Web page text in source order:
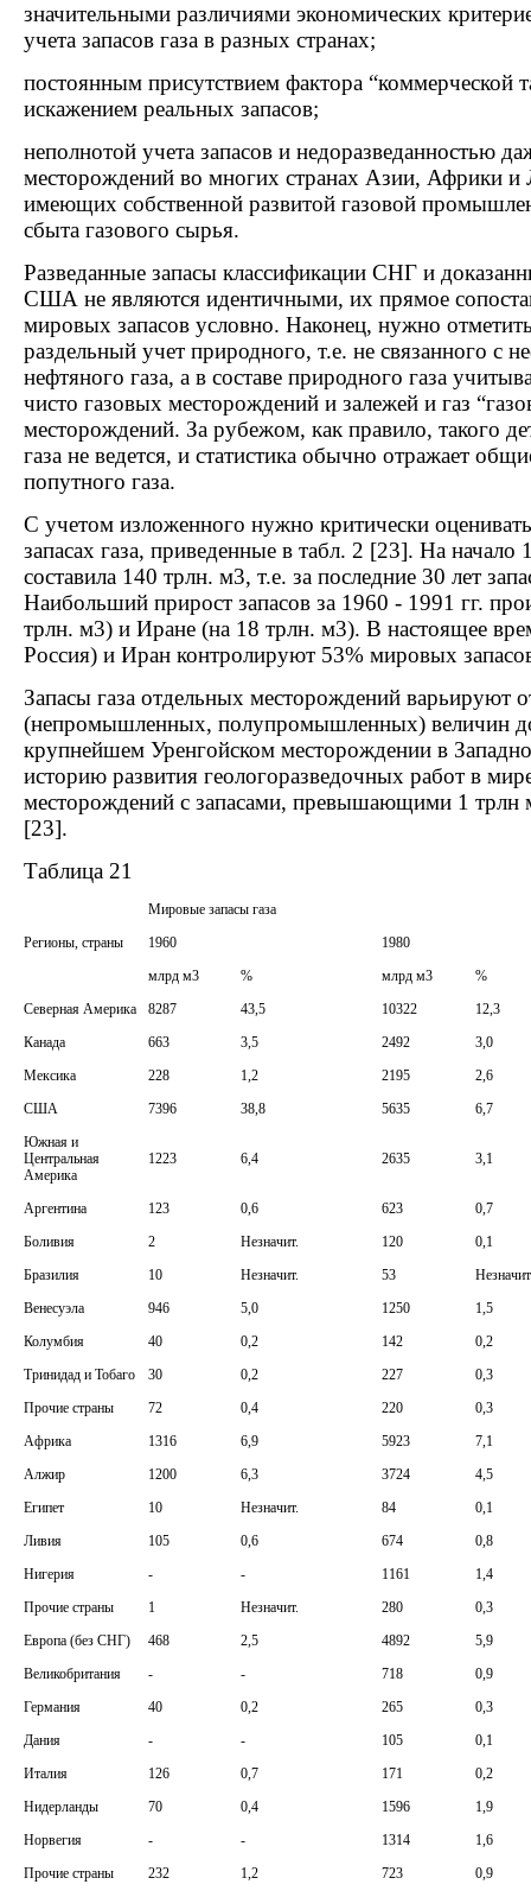
значительными различиями экономических
учета запасов газа в разных странах;
постоянным присутствием фактора “коммерческой
искажением реальных запасов;
неполнотой учета запасов и недоразведанностью
месторождений во многих странах Азии, Африки и
имеющих собственной развитой газовой
сбыта газового сырья.
Разведанные запасы классификации СНГ и
США не являются идентичными, их прямое
мировых запасов условно. Наконец, нужно
раздельный учет природного, т.е. не связанного с
нефтяного газа, а в составе природного газа
чисто газовых месторождений и залежей и газ
месторождений. За рубежом, как правило, такого
газа не ведется, и статистика обычно отражает
попутного газа.
С учетом изложенного нужно критически
запасах газа, приведенные в табл. 2 [23]. На начало
составила 140 трлн. м3, т.е. за последние 30 лет
Наибольший прирост запасов за 1960 - 1991 гг.
трлн. м3) и Иране (на 18 трлн. м3). В настоящее
Россия) и Иран контролируют 53% мировых
Запасы газа отдельных месторождений варьируют
(непромышленных, полупромышленных) величин
крупнейшем Уренгойском месторождении в
историю развития геологоразведочных работ в
месторождений с запасами, превышающими 1 трлн
[23].
Таблица 21
Мировые запасы газа
Регионы, страны
1960
1980
млрд м3
% млрд м3
%
Северная Америка
8287 43,5 10322
12,3
Канада
663 3,5 2492
3,0
Мексика
228 1,2 2195
2,6
США
7396 38,8 5635
6,7
Южная и
Центральная
Америка
1223 6,4 2635 3,1
Аргентина 123 0,6 623
0,7
Боливия
2 Незначит. 120
0,1
Бразилия
10 Незначит. 53
Венесуэла
946 5,0 1250
1,5
Колумбия
40 0,2 142
0,2
Тринидад и Тобаго
30 0,2 227
0,3
Прочие страны
72 0,4 220
0,3
Африка
1316 6,9 5923
7,1
Алжир
1200 6,3 3724
4,5
Египет
10 Незначит. 84
0,1
Ливия
105 0,6 674
0,8
Нигерия
- - 1161
1,4
Прочие страны
1 Незначит. 280
0,3
Европа (без СНГ)
468 2,5 4892
5,9
Великобритания
- - 718
0,9
Германия
40 0,2 265
0,3
Дания
- - 105
0,1
Италия
126 0,7 171
0,2
Нидерланды
70 0,4 1596
1,9
Норвегия
- - 1314
1,6
Прочие страны
232 1,2 723
0,9